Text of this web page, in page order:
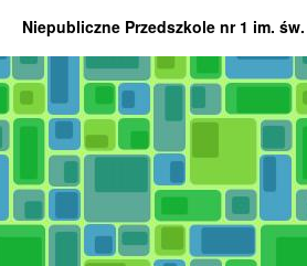
Niepubliczne Przedszkole nr 1 im.